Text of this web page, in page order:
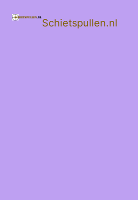
Schietspullen.nl